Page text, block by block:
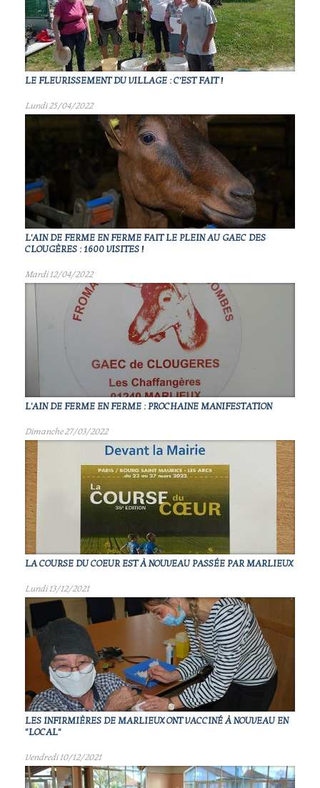
LE FLEURISSEMENT DU VILLAGE : C'EST FAIT !
Lundi 25/04/2022
L'AIN DE FERME EN FERME FAIT LE PLEIN AU GAEC DES
CLOUGÈRES : 1600 VISITES !
Mardi 12/04/2022
L'AIN DE FERME EN FERME : PROCHAINE MANIFESTATION
Dimanche 27/03/2022
LA COURSE DU COEUR EST À NOUVEAU PASSÉE PAR MARLIEUX
Lundi 13/12/2021
LES INFIRMIÈRES DE MARLIEUX ONT VACCINÉ À NOUVEAU EN
"LOCAL"
Vendredi 10/12/2021